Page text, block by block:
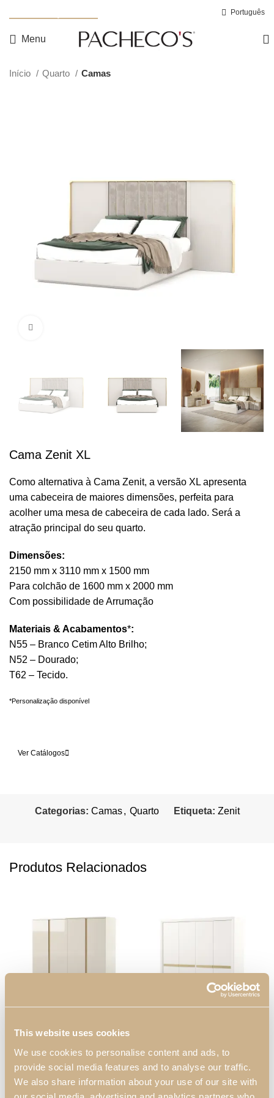
This website uses cookies
We use cookies to personalise content and ads, to
provide social media features and to analyse our traffic.
We also share information about your use of our site with
Português
Menu
Início Quarto Camas
Cama Zenit XL
Como alternativa à Cama Zenit, a versão XL apresenta
uma cabeceira de maiores dimensões, perfeita para
acolher uma mesa de cabeceira de cada lado. Será a
atração principal do seu quarto.
Dimensões:
2150 mm x 3110 mm x 1500 mm
Para colchão de 1600 mm x 2000 mm
Com possibilidade de Arrumação
Materiais & Acabamentos*:
N55 – Branco Cetim Alto Brilho;
N52 – Dourado;
T62 – Tecido.
*Personalização disponível
Ver Catálogos
Categorias: Camas , Quarto Etiqueta: Zenit
Produtos Relacionados
Roupeiro Soho
Kyara XLUX